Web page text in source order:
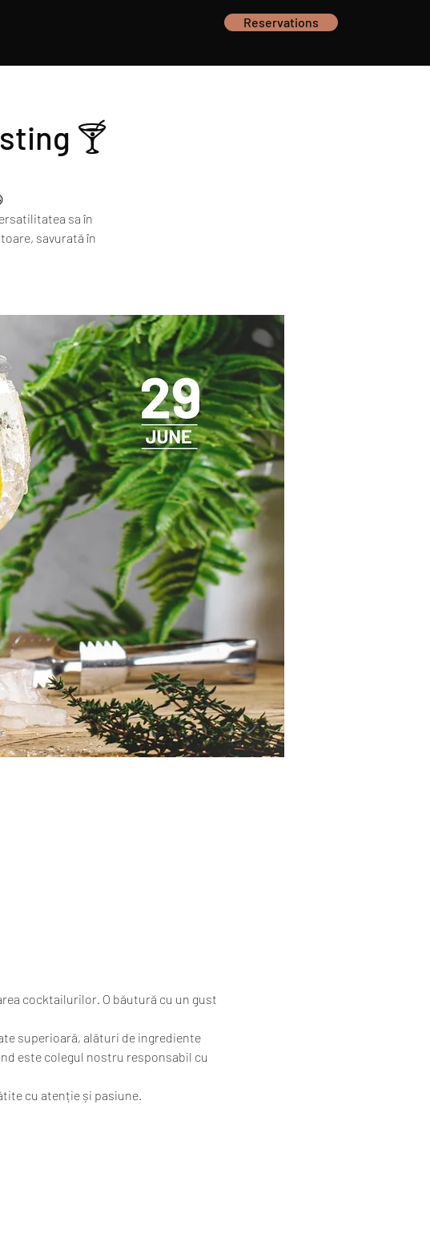
Reservations
🍸
sa în
savurată în
cocktailurilor. O băutură cu un gust
superioară, alături de ingrediente
este colegul nostru responsabil cu
cu atenție și pasiune.